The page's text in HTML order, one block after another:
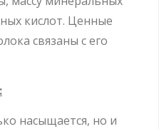
кислот. Ценные
связаны с его
насыщается, но и